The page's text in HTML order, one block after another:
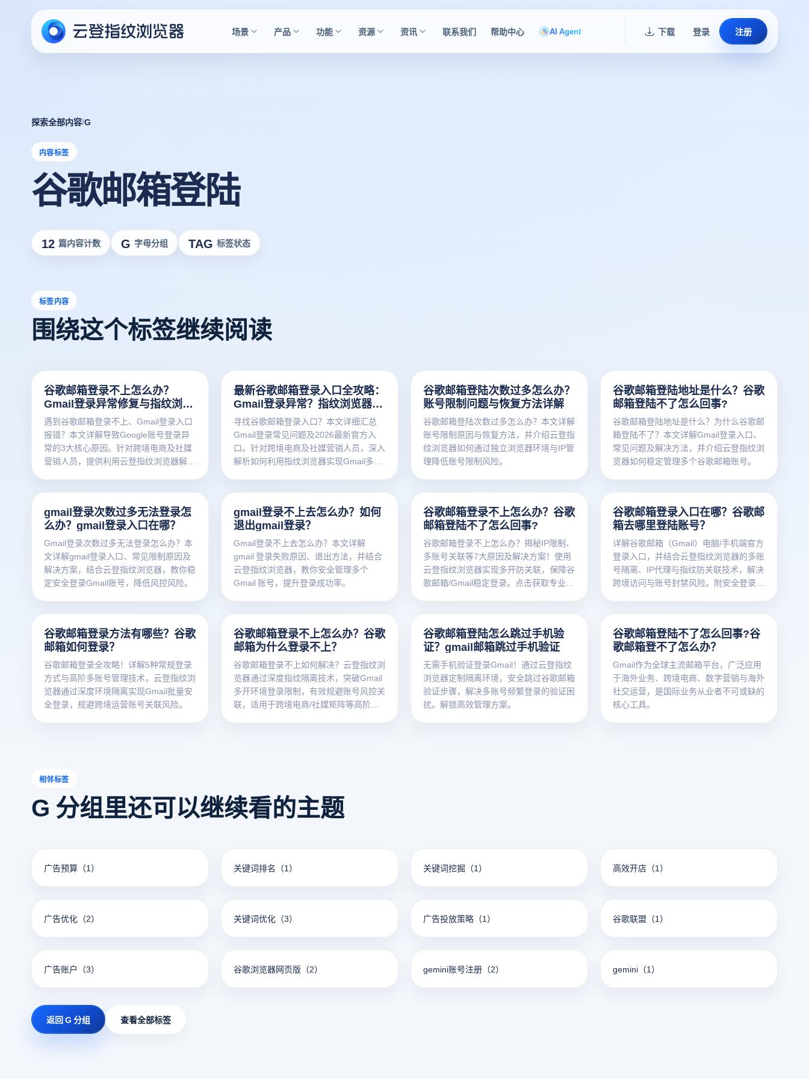
场景 产品 功能 资源 资讯 联系我们 帮助中心 AI Agent 下载 登录 注册
探索全部内容/G
内容标签
谷歌邮箱登陆
12 篇内容计数 G 字母分组 TAG 标签状态
标签内容
围绕这个标签继续阅读
谷歌邮箱登录不上怎么办？
Gmail登录异常修复与指纹浏览
器多开方案
遇到谷歌邮箱登录不上、Gmail登录入口
报错？本文详解导致Google账号登录异
常的3大核心原因。针对跨境电商及社媒
营销人员，提供利用云登指纹浏览器解决
最新谷歌邮箱登录入口全攻略：
Gmail登录异常？指纹浏览器安
全多开方案
寻找谷歌邮箱登录入口？本文详细汇总
Gmail登录常见问题及2026最新官方入
口。针对跨境电商及社媒营销人员，深入
解析如何利用指纹浏览器实现Gmail多账
谷歌邮箱登陆次数过多怎么办？
账号限制问题与恢复方法详解
谷歌邮箱登陆次数过多怎么办？本文详解
账号限制原因与恢复方法，并介绍云登指
纹浏览器如何通过独立浏览器环境与IP管
理降低账号限制风险。
谷歌邮箱登陆地址是什么？谷歌
邮箱登陆不了怎么回事?
谷歌邮箱登陆地址是什么？为什么谷歌邮
箱登陆不了？本文详解Gmail登录入口、
常见问题及解决方法，并介绍云登指纹浏
览器如何稳定管理多个谷歌邮箱账号。
gmail登录次数过多无法登录怎
么办？gmail登录入口在哪？
Gmail登录次数过多无法登录怎么办？本
文详解gmail登录入口、常见限制原因及
解决方案，结合云登指纹浏览器，教你稳
定安全登录Gmail账号，降低风控风险。
gmail登录不上去怎么办？如何
退出gmail登录？
Gmail登录不上去怎么办？本文详解
gmail 登录失败原因、退出方法，并结合
云登指纹浏览器，教你安全管理多个
Gmail 账号，提升登录成功率。
谷歌邮箱登录不上怎么办？谷歌
邮箱登陆不了怎么回事?
谷歌邮箱登录不上怎么办？揭秘IP限制、
多账号关联等7大原因及解决方案！使用
云登指纹浏览器实现多开防关联，保障谷
歌邮箱/Gmail稳定登录。点击获取专业指
谷歌邮箱登录入口在哪？谷歌邮
箱去哪里登陆账号？
详解谷歌邮箱（Gmail）电脑/手机端官方
登录入口，并结合云登指纹浏览器的多账
号隔离、IP代理与指纹防关联技术，解决
跨境访问与账号封禁风险。附安全登录指
谷歌邮箱登录方法有哪些？谷歌
邮箱如何登录？
谷歌邮箱登录全攻略！详解5种常规登录
方式与高阶多账号管理技术，云登指纹浏
览器通过深度环境隔离实现Gmail批量安
全登录，规避跨境运营账号关联风险。
谷歌邮箱登录不上怎么办？谷歌
邮箱为什么登录不上？
谷歌邮箱登录不上如何解决？云登指纹浏
览器通过深度指纹隔离技术，突破Gmail
多开环境登录限制，有效规避账号风控关
联，适用于跨境电商/社媒矩阵等高阶运
谷歌邮箱登陆怎么跳过手机验
证？gmail邮箱跳过手机验证
无需手机验证登录Gmail！通过云登指纹
浏览器定制隔离环境，安全跳过谷歌邮箱
验证步骤，解决多账号频繁登录的验证困
扰。解锁高效管理方案。
谷歌邮箱登陆不了怎么回事?谷
歌邮箱登不了怎么办？
Gmail作为全球主流邮箱平台，广泛应用
于海外业务、跨境电商、数字营销与海外
社交运营，是国际业务从业者不可或缺的
核心工具。
相邻标签
G 分组里还可以继续看的主题
广告预算 （1） 关键词排名 （1） 关键词挖掘 （1） 高效开店 （1）
广告优化 （2） 关键词优化 （3） 广告投放策略 （1） 谷歌联盟 （1）
广告账户 （3） 谷歌浏览器网页版 （2） gemini账号注册 （2） gemini （1）
返回 G 分组 查看全部标签